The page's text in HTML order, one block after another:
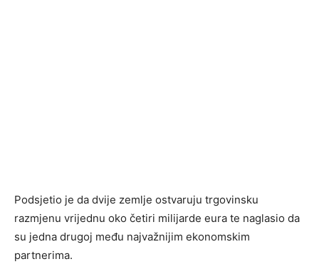
Podsjetio je da dvije zemlje ostvaruju trgovinsku
razmjenu vrijednu oko četiri milijarde eura te naglasio da
su jedna drugoj među najvažnijim ekonomskim
partnerima.